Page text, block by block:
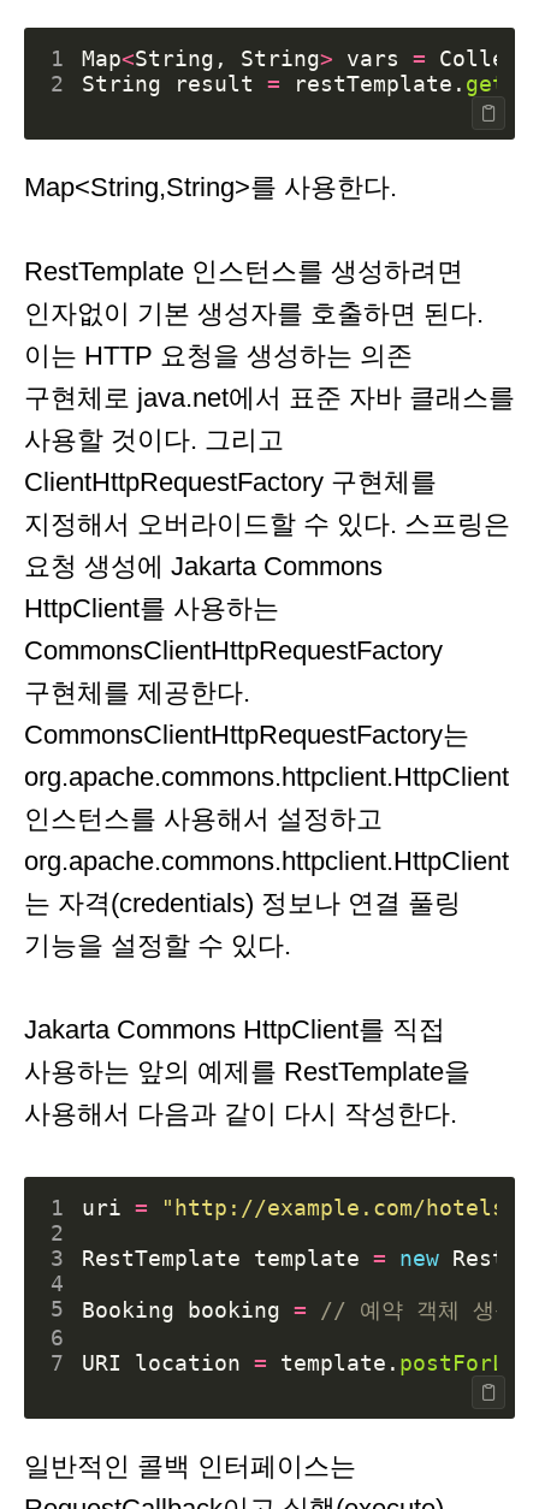
1 Map<String , String> vars =
2
String result = restTemplate .
Map<String,String>를 사용한다.
RestTemplate 인스턴스를 생성하려면
인자없이 기본 생성자를 호출하면 된다.
이는 HTTP 요청을 생성하는 의존
구현체로 java.net에서 표준 자바 클래스를
사용할 것이다. 그리고
ClientHttpRequestFactory 구현체를
지정해서 오버라이드할 수 있다. 스프링은
요청 생성에 Jakarta Commons
HttpClient를 사용하는
CommonsClientHttpRequestFactory
구현체를 제공한다.
CommonsClientHttpRequestFactory는
org.apache.commons.httpclient.HttpClient
인스턴스를 사용해서 설정하고
org.apache.commons.httpclient.HttpClient
는 자격(credentials) 정보나 연결 풀링
기능을 설정할 수 있다.
Jakarta Commons HttpClient를 직접
사용하는 앞의 예제를 RestTemplate을
사용해서 다음과 같이 다시 작성한다.
1 uri =
"http://example.com/hotels/
2
3
RestTemplate template = new
4
5
Booking booking =
// 예약 객체 생성
6
7
URI location = template .
일반적인 콜백 인터페이스는